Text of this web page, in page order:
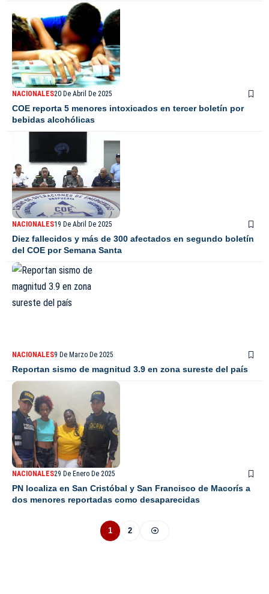
NACIONALES20 De Abril De 2025
COE reporta 5 menores intoxicados en tercer boletín por
bebidas alcohólicas
NACIONALES19 De Abril De 2025
Diez fallecidos y más de 300 afectados en segundo boletín
del COE por Semana Santa
NACIONALES9 De Marzo De 2025
Reportan sismo de magnitud 3.9 en zona sureste del país
NACIONALES29 De Enero De 2025
PN localiza en San Cristóbal y San Francisco de Macorís a
dos menores reportadas como desaparecidas
1 2